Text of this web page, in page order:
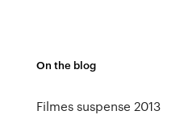
On the blog
Filmes suspense 2013